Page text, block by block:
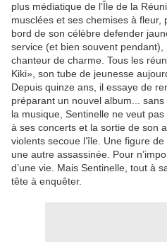
plus médiatique de l’Île de la
musclées et ses chemises à fleur,
bord de son célèbre defender
service (et bien souvent
chanteur de charme. Tous les
Kiki», son tube de jeunesse
Depuis quinze ans, il essaye de
préparant un nouvel album...
la musique, Sentinelle ne veut
à ses concerts et la sortie de son
violents secoue l’île. Une figure de
une autre assassinée. Pour
d’une vie. Mais Sentinelle, tout à
tête à enquêter.